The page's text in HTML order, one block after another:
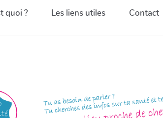
quoi ? Les liens utiles Contact